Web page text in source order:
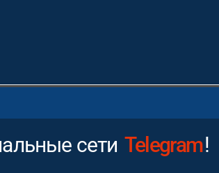
сети Instagram!